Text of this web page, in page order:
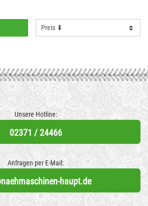
Unsere Hotline:
02371 / 24466
Anfragen per E-Mail:
haupt.de